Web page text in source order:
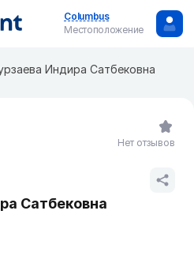
Columbus
Местоположение
Индира Сатбековна
Сатбековна
Нет отзывов